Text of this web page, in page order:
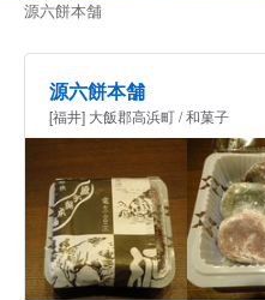
源六餅本舗
源六餅本舗
[福井] 大飯郡高浜町 / 和菓子